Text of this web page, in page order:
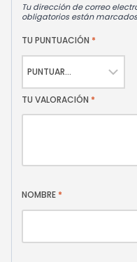
Tu dirección de correo
obligatorios están
TU PUNTUACIÓN *
TU VALORACIÓN *
NOMBRE *